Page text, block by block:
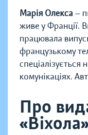
Марія Олекса—
живе у Франції.
працювала
французькому
комунікаціях.
Про